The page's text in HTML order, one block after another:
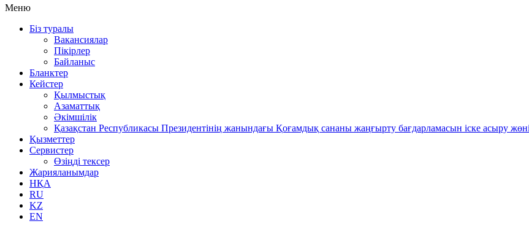
Меню
Біз туралы
Вакансиялар
Пікірлер
Байланыс
Бланктер
Кейстер
Қылмыстық
Азаматтық
Әкімшілік
Қазақстан Республикасы Президентінің жанындағы Қоғамдық сананы жаңғырту бағдарламасын іске асыру
Қызметтер
Сервистер
Өзіңді тексер
Жарияланымдар
НҚА
RU
KZ
EN